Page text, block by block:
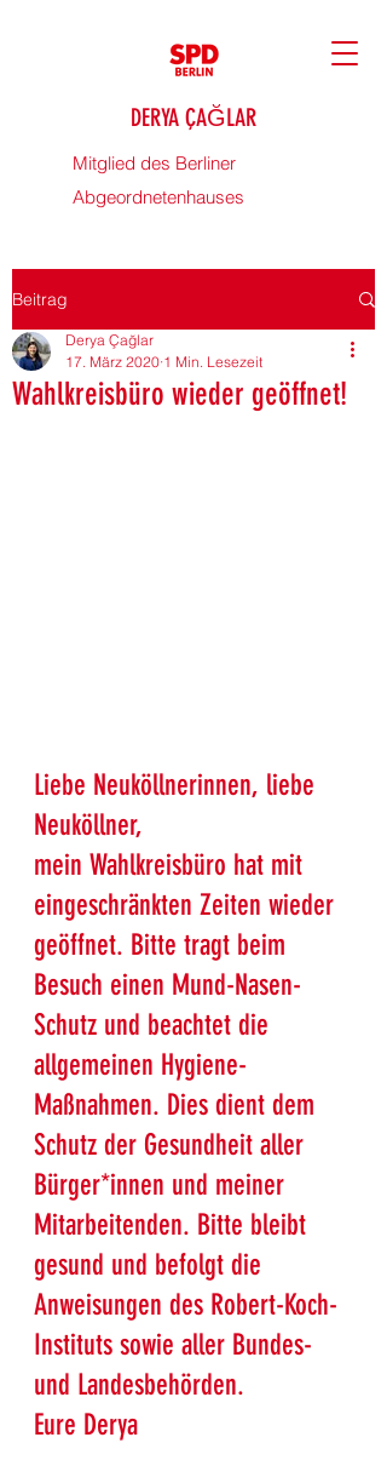
DERYA ÇAĞLAR
Mitglied des Berliner
Abgeordnetenhauses
Beitrag
Wahlkreisbüro wieder geöffnet!
Derya Çağlar
17. März 2020 1 Min. Lesezeit
Liebe Neuköllnerinnen, liebe
Neuköllner,
mein Wahlkreisbüro hat mit
eingeschränkten Zeiten wieder
geöffnet. Bitte tragt beim
Besuch einen Mund-Nasen-
Schutz und beachtet die
allgemeinen Hygiene-
Maßnahmen. Dies dient dem
Schutz der Gesundheit aller
Bürger*innen und meiner
Mitarbeitenden. Bitte bleibt
gesund und befolgt die
Anweisungen des Robert-Koch-
Instituts sowie aller Bundes-
und Landesbehörden.
Eure Derya